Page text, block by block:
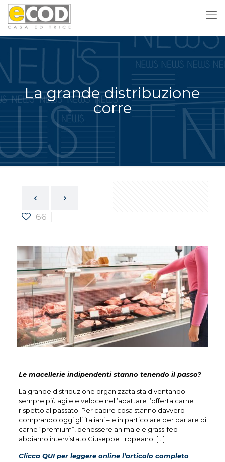
La grande distribuzione
corre
66
Le macellerie indipendenti stanno tenendo il passo?
La grande distribuzione organizzata sta diventando
sempre più agile e veloce nell’adattare l’offerta carne
rispetto al passato. Per capire cosa stanno davvero
comprando oggi gli italiani – e in particolare per parlare di
carne “premium”, benessere animale e grass-fed –
abbiamo intervistato Giuseppe Tropeano. […]
Clicca QUI per leggere online l’articolo completo